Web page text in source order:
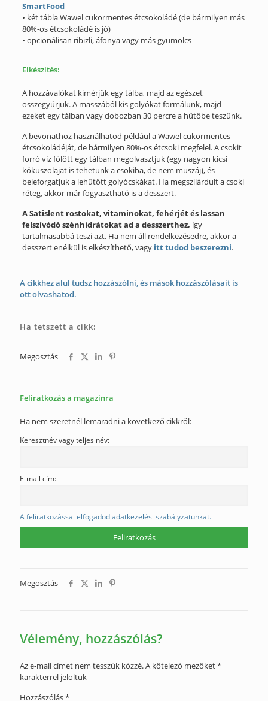
SmartFood
• két tábla Wawel cukormentes étcsokoládé (de bármilyen más
80%-os étcsokoládé is jó)
• opcionálisan ribizli, áfonya vagy más gyümölcs
Elkészítés:
A hozzávalókat kimérjük egy tálba, majd az egészet
összegyúrjuk. A masszából kis golyókat formálunk, majd
ezeket egy tálban vagy dobozban 30 percre a hűtőbe teszünk.
A bevonathoz használhatod például a Wawel cukormentes
étcsokoládéját, de bármilyen 80%-os étcsoki megfelel. A csokit
forró víz fölött egy tálban megolvasztjuk (egy nagyon kicsi
kókuszolajat is tehetünk a csokiba, de nem muszáj), és
beleforgatjuk a lehűtött golyócskákat. Ha megszilárdult a csoki
réteg, akkor már fogyasztható is a desszert.
A Satislent rostokat, vitaminokat, fehérjét és lassan
felszívódó szénhidrátokat ad a desszerthez, így
tartalmasabbá teszi azt. Ha nem áll rendelkezésedre, akkor a
desszert enélkül is elkészíthető, vagy itt tudod beszerezni.
A cikkhez alul tudsz hozzászólni, és mások hozzászólásait is
ott olvashatod.
Ha tetszett a cikk:
Megosztás
Feliratkozás a magazinra
Ha nem szeretnél lemaradni a következő cikkről:
Keresztnév vagy teljes név:
E-mail cím:
A feliratkozással elfogadod adatkezelési szabályzatunkat.
Megosztás
Vélemény, hozzászólás?
Az e-mail címet nem tesszük közzé.A kötelező mezőket*
karakterrel jelöltük
Hozzászólás*